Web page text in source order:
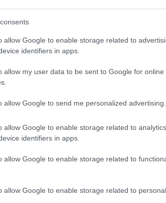
allow Google to enable storage related to
identifiers in apps.
allow my user data to be sent to Google for online
allow Google to send me personalized advertising.
allow Google to enable storage related to
identifiers in apps.
allow Google to enable storage related to
allow Google to enable storage related to
5 km, che si svolgerà dal
un segmento di salto seguito da una
prestabiliti in base ai risultati del
segmento di salto, conquistando il
che la colloca in una
è serrata, con atlete di
Loh che completano il podio,
intensa.
in questa prima fase della